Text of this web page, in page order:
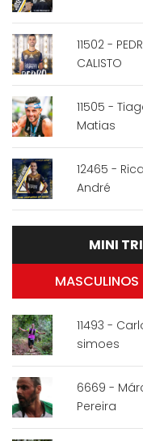
11502 -
CALISTO
11505 -
Matias
12465 -
André
MINI
MASCULINOS
11493 -
simoes
6669 -
Pereira